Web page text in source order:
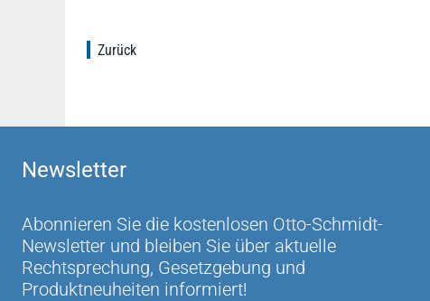
Zurück
Newsletter
Abonnieren Sie die kostenlosen Otto-Schmidt-
Newsletter und bleiben Sie über aktuelle
Rechtsprechung, Gesetzgebung und
Produktneuheiten informiert!